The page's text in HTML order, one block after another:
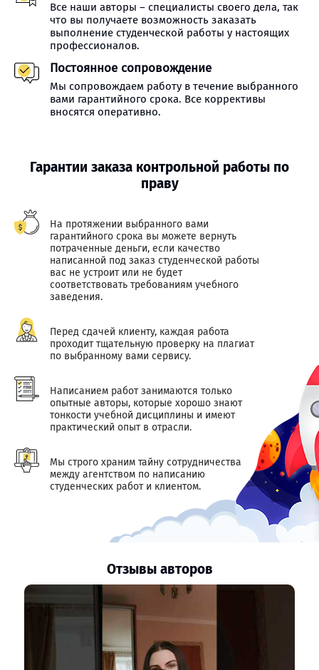
Все наши авторы – специалисты своего дела, так
что вы получаете возможность заказать
выполнение студенческой работы у настоящих
профессионалов.
Постоянное сопровождение
Мы сопровождаем работу в течение выбранного
вами гарантийного срока. Все коррективы
вносятся оперативно.
Гарантии заказа контрольной работы по
праву
На протяжении выбранного вами
гарантийного срока вы можете вернуть
потраченные деньги, если качество
написанной под заказ студенческой работы
вас не устроит или не будет
соответствовать требованиям учебного
заведения.
Перед сдачей клиенту, каждая работа
проходит тщательную проверку на плагиат
по выбранному вами сервису.
Написанием работ занимаются только
опытные авторы, которые хорошо знают
тонкости учебной дисциплины и имеют
практический опыт в отрасли.
Мы строго храним тайну сотрудничества
между агентством по написанию
студенческих работ и клиентом.
Отзывы авторов